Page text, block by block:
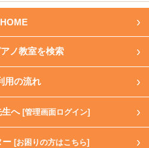
HOME
ノ教室を検索
用の流れ
生へ [管理画面ログイン]
ー [お困りの方はこちら]